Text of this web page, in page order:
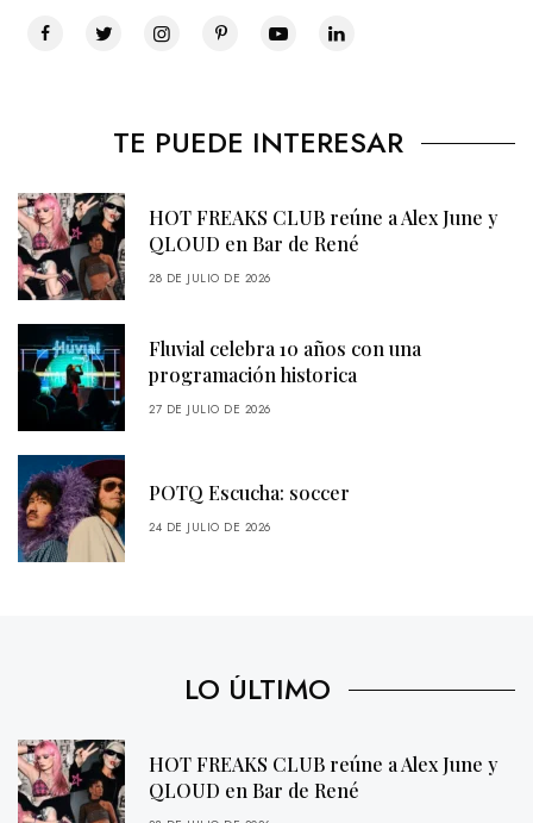
TE PUEDE INTERESAR
HOT FREAKS CLUB reúne a Alex June y
QLOUD en Bar de René
28 DE JULIO DE 2026
Fluvial celebra 10 años con una
programación historica
27 DE JULIO DE 2026
POTQ Escucha: soccer
24 DE JULIO DE 2026
LO ÚLTIMO
HOT FREAKS CLUB reúne a Alex June y
QLOUD en Bar de René